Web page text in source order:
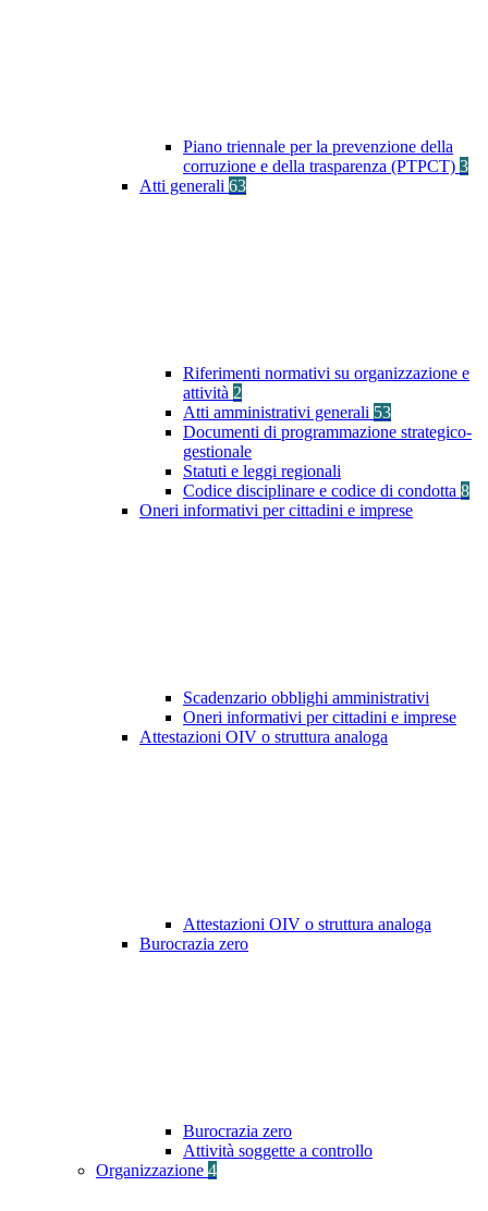
Piano triennale per la prevenzione della
corruzione e della trasparenza (PTPCT) 3
Atti generali 63
Riferimenti normativi su organizzazione e
attività 2
Atti amministrativi generali 53
Documenti di programmazione strategico-
gestionale
Statuti e leggi regionali
Codice disciplinare e codice di condotta 8
Oneri informativi per cittadini e imprese
Scadenzario obblighi amministrativi
Oneri informativi per cittadini e imprese
Attestazioni OIV o struttura analoga
Attestazioni OIV o struttura analoga
Burocrazia zero
Burocrazia zero
Attività soggette a controllo
Organizzazione 4